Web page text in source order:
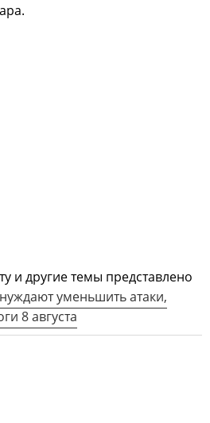
и другие темы представлено
уменьшить атаки,
8 августа